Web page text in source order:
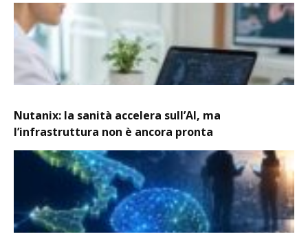
Nutanix: la sanità accelera sull’AI, ma
l’infrastruttura non è ancora pronta